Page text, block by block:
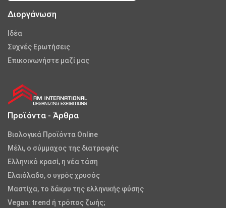
Διοργάνωση
Iδέα
Συχνές Ερωτήσεις
Επικοινωνήστε μαζί μας
Προϊόντα - Άρθρα
Βιολογικά Προϊόντα Online
Μέλι, ο σύμμαχος της διατροφής
Ελληνικό κρασί, η νέα τάση
Ελαιόλαδο, ο υγρός χρυσός
Μαστίχα, το δάκρυ της ελληνικής φύσης
Vegan: trend ή τρόπος ζωής;